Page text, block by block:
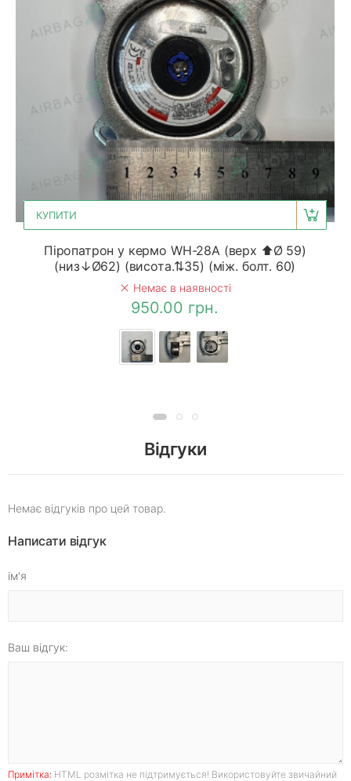
КУПИТИ
Піропатрон у кермо WH-28A (верх ⬆Ø 59)
(низ↓Ø62) (висота.⇅35) (між. болт. 60)
Немає в наявності
950.00 грн.
Відгуки
Немає відгуків про цей товар.
Написати відгук
ім'я
Ваш відгук:
Примітка: HTML розмітка не підтримується! Використовуйте звичайний